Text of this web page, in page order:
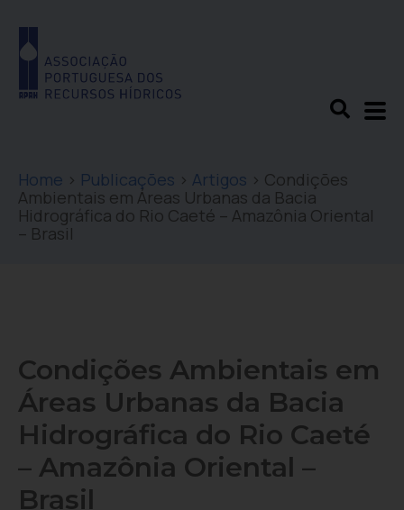
Home > Publicações > Artigos > Condições
Ambientais em Áreas Urbanas da Bacia
Hidrográfica do Rio Caeté – Amazônia Oriental
– Brasil
Condições Ambientais em
Áreas Urbanas da Bacia
Hidrográfica do Rio Caeté
– Amazônia Oriental –
Brasil